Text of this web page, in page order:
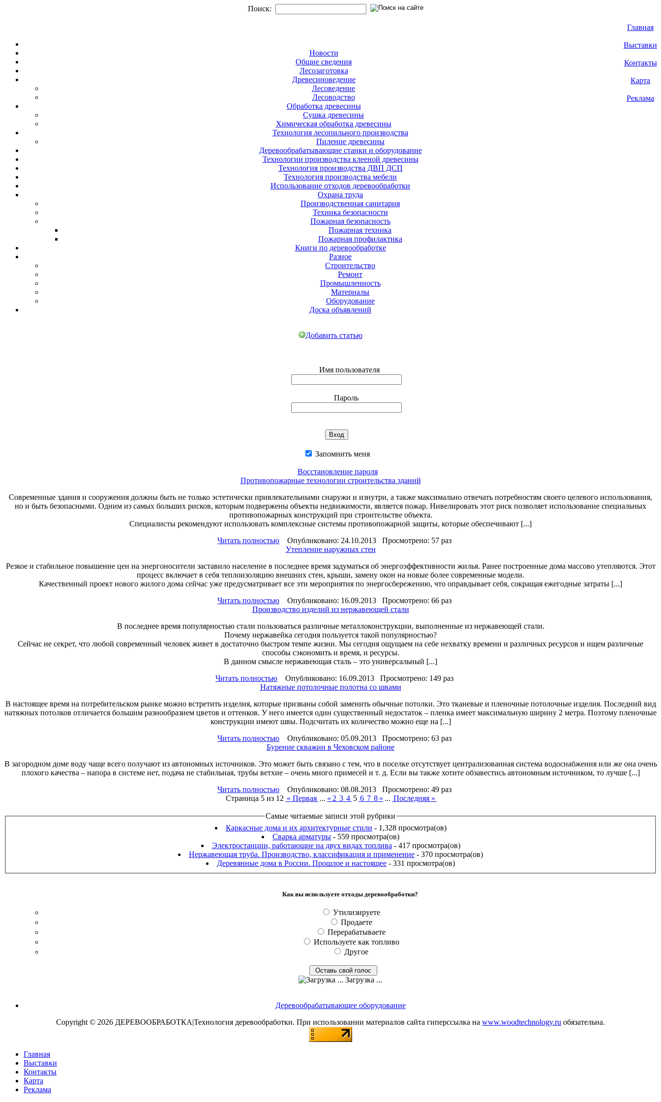
Поиск:
Главная
Выставки
Контакты
Карта
Реклама
Новости
Общие сведения
Лесозаготовка
Древесиноведение
Лесоведение
Лесоводство
Обработка древесины
Сушка древесины
Химическая обработка древесины
Технология лесопильного производства
Пиление древесины
Деревообрабатывающие станки и оборудование
Технологии производства клееной древесины
Технология производства ДВП ДСП
Технология производства мебели
Использование отходов деревообработки
Охрана труда
Производственная санитария
Техника безопасности
Пожарная безопасность
Пожарная техника
Пожарная профилактика
Книги по деревообработке
Разное
Строительство
Ремонт
Промышленность
Материалы
Оборудование
Доска объявлений
Добавить статью
Имя пользователя
Пароль
Запомнить меня
Восстановление пароля
Противопожарные технологии строительства зданий
Современные здания и сооружения должны быть не только эстетически привлекательными снаружи и изнутри, а также максимально отвечать потребностям своего целевого использования,
но и быть безопасными. Одним из самых больших рисков, которым подвержены объекты недвижимости, является пожар. Нивелировать этот риск позволяет использование специальных
противопожарных конструкций при строительстве объекта.
Специалисты рекомендуют использовать комплексные системы противопожарной защиты, которые обеспечивают [...]
Читать полностью Опубликовано: 24.10.2013 Просмотрено: 57 раз
Утепление наружных стен
Резкое и стабильное повышение цен на энергоносители заставило население в последнее время задуматься об энергоэффективности жилья. Ранее построенные дома массово утепляются. Этот
процесс включает в себя теплоизоляцию внешних стен, крыши, замену окон на новые более современные модели.
Качественный проект нового жилого дома сейчас уже предусматривает все эти мероприятия по энергосбережению, что оправдывает себя, сокращая ежегодные затраты [...]
Читать полностью Опубликовано: 16.09.2013 Просмотрено: 66 раз
Производство изделий из нержавеющей стали
В последнее время популярностью стали пользоваться различные металлоконструкции, выполненные из нержавеющей стали.
Почему нержавейка сегодня пользуется такой популярностью?
Сейчас не секрет, что любой современный человек живет в достаточно быстром темпе жизни. Мы сегодня ощущаем на себе нехватку времени и различных ресурсов и ищем различные
способы сэкономить и время, и ресурсы.
В данном смысле нержавеющая сталь – это универсальный [...]
Читать полностью Опубликовано: 16.09.2013 Просмотрено: 149 раз
Натяжные потолочные полотна со швами
В настоящее время на потребительском рынке можно встретить изделия, которые призваны собой заменить обычные потолки. Это тканевые и пленочные потолочные изделия. Последний вид
натяжных потолков отличается большим разнообразием цветов и оттенков. У него имеется один существенный недостаток – пленка имеет максимальную ширину 2 метра. Поэтому пленочные
конструкции имеют швы. Подсчитать их количество можно еще на [...]
Читать полностью Опубликовано: 05.09.2013 Просмотрено: 63 раз
Бурение скважин в Чеховском районе
В загородном доме воду чаще всего получают из автономных источников. Это может быть связано с тем, что в поселке отсутствует централизованная система водоснабжения или же она очень
плохого качества – напора в системе нет, подача не стабильная, трубы ветхие – очень много примесей и т. д. Если вы также хотите обзавестись автономным источником, то лучше [...]
Читать полностью Опубликовано: 08.08.2013 Просмотрено: 49 раз
Страница 5 из 12 « Первая ... « 2 3 4 5 6 7 8 » ... Последняя »
Самые читаемые записи этой рубрики
Каркасные дома и их архитектурные стили - 1,328 просмотра(ов)
Сварка арматуры - 559 просмотра(ов)
Электростанции, работающие на двух видах топлива - 417 просмотра(ов)
Нержавеющая труба. Производство, классификация и применение - 370 просмотра(ов)
Деревянные дома в России. Прошлое и настоящее - 331 просмотра(ов)
Как вы используете отходы деревообработки?
Утилизируете
Продаете
Перерабатываете
Используете как топливо
Другое
Загрузка ...
Деревообрабатывающее оборудование
Copyright © 2026 ДЕРЕВООБРАБОТКА|Технология деревообработки. При использовании материалов сайта гиперссылка на www.woodtechnology.ru обязательна.
Главная
Выставки
Контакты
Карта
Реклама